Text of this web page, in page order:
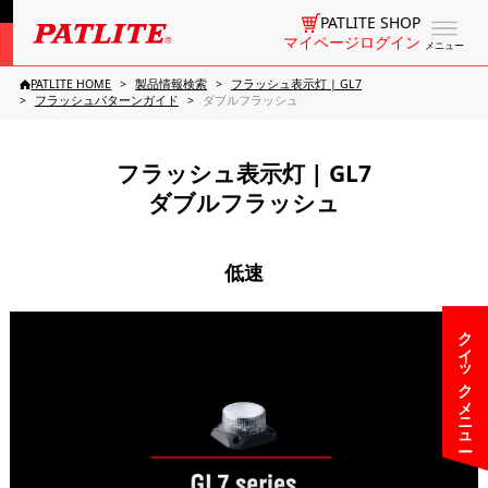
メニュー
PATLITE SHOP
マイページログイン
クイックメニュー
PATLITE HOME 製品情報検索
フラッシュ表示灯 | GL7
フラッシュパターンガイド
ダブルフラッシュ
フラッシュ表示灯 | GL7
ダブルフラッシュ
低速